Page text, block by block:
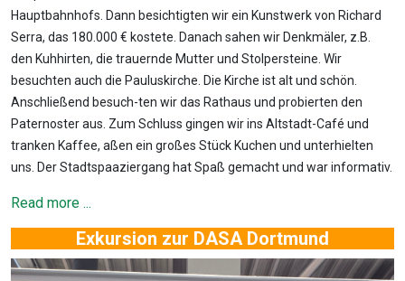
Hauptbahnhofs. Dann besichtigten wir ein Kunstwerk von Richard
Serra, das 180.000 € kostete. Danach sahen wir Denkmäler, z.B.
den Kuhhirten, die trauernde Mutter und Stolpersteine. Wir
besuchten auch die Pauluskirche. Die Kirche ist alt und schön.
Anschließend besuch-ten wir das Rathaus und probierten den
Paternoster aus. Zum Schluss gingen wir ins Altstadt-Café und
tranken Kaffee, aßen ein großes Stück Kuchen und unterhielten
uns. Der Stadtspaaziergang hat Spaß gemacht und war informativ.
Read more ...
Exkursion zur DASA Dortmund